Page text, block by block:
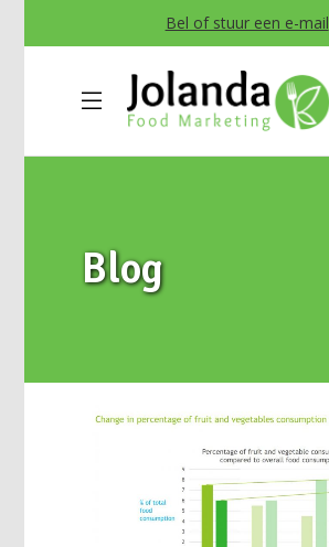
Bel of stuur een e-mail
Blog